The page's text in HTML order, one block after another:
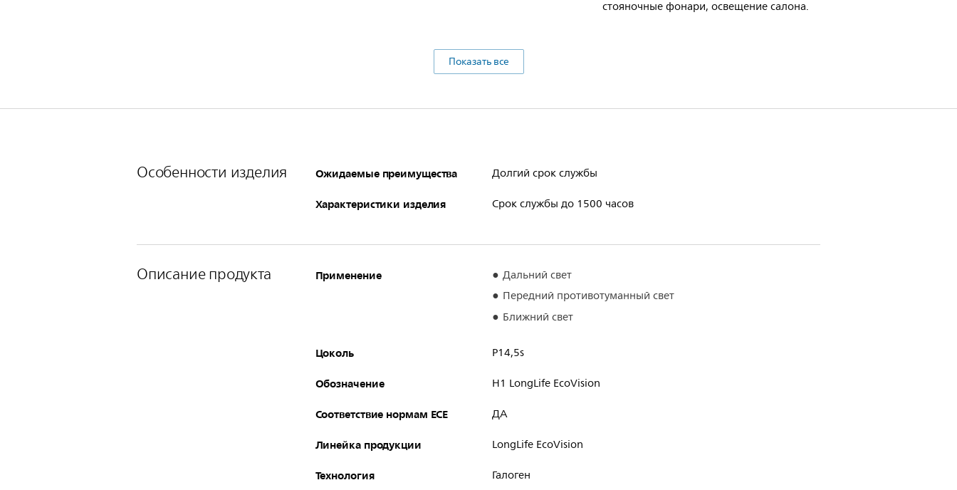
стояночные фонари, освещение салона.
Показать все
Особенности изделия Ожидаемые преимущества Долгий срок службы
Характеристики изделия Срок службы до 1500 часов
Описание продукта Применение
Дальний свет
Передний противотуманный свет
Ближний свет
Цоколь P14,5s
Обозначение H1 LongLife EcoVision
Соответствие нормам ECE ДА
Линейка продукции LongLife EcoVision
Технология Галоген